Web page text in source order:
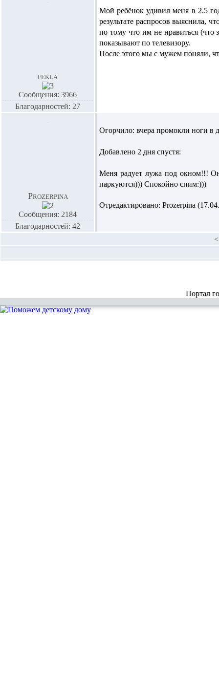
fekla
Сообщения: 3966
Благодарностей: 27
Мой ребёнок удивил меня в 2.5
результате распросов выяснила,
по тому что им не нравиться (что
показывают по телевизору.
После этого мы с мужем поняли,
Prozerpina
Сообщения: 2184
Благодарностей: 42
Огорчило: вчера промокли ноги в
Добавлено 2 дня спустя:
Меня радует лужа под окном!!!
паркуются))) Спокойно спим:)))
Отредактировано: Prozerpina
Портал